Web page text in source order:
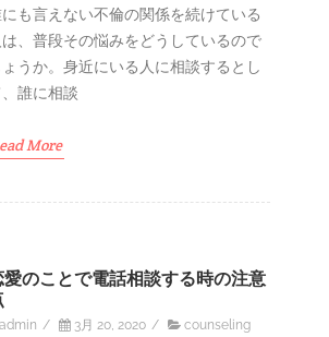
も言えない不倫の関係を続けている
は、普段その悩みをどうしているので
ょうか。身近にいる人に相談するとし
、誰に相談
More
愛のことで電話相談する時の注意
admin / 3月 20, 2020 / counseling